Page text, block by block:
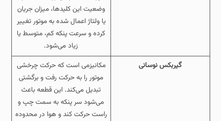
وضعیت این کلیدها، میزان جریان
یا ولتاژ اعمال‌ شده به موتور تغییر
کرده و سرعت پنکه کم، متوسط یا
زیاد می‌شود.
گیربکس نوسانی
مکانیزمی است که حرکت چرخشی
موتور را به حرکت رفت و برگشتی
تبدیل می‌کند. این قطعه باعث
می‌شود سر پنکه به سمت چپ و
راست حرکت کند و هوا در محدوده